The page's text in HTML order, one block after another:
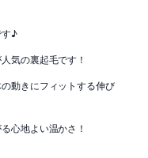
す♪
気の裏起毛です！
動きにフィットする伸び
心地よい温かさ！